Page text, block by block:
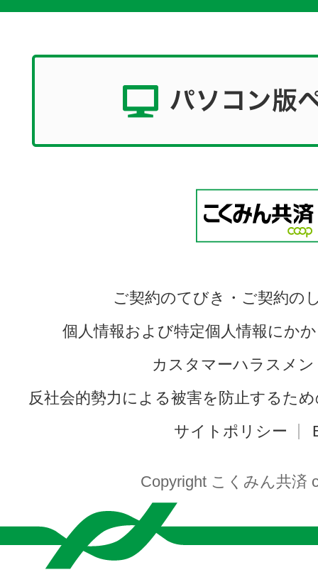
ご契約のてびき・ご契約の
個人情報および特定個人情報にか
カスタマーハラスメ
反社会的勢力による被害を防止するた
サイトポリシー
Copyright こくみん共済